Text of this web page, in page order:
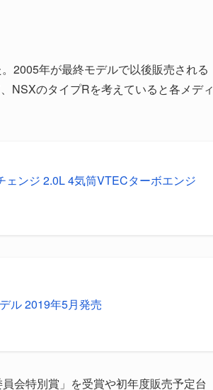
2005年が最終モデルで以後販売される
NSXのタイプRを考えていると各メディ
ンジ 2.0L 4気筒VTECターボエンジ
ル 2019年5月発売
会特別賞」を受賞や初年度販売予定台